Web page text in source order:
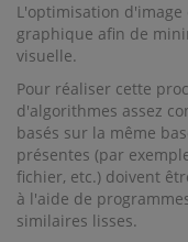
L'optimisation
graphique afin de
visuelle.
Pour réaliser cette
d'algorithmes assez
basés sur la même
présentes (par
fichier, etc.) doivent
à l'aide de
similaires lisses.